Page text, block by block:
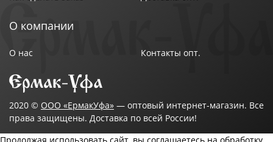
О компании
О нас Контакты опт.
2020 © ООО «ЕрмакУфа» — оптовый интернет-магазин. Все
права защищены. Доставка по всей России!
Продолжая использовать сайт, вы соглашаетесь на обработку